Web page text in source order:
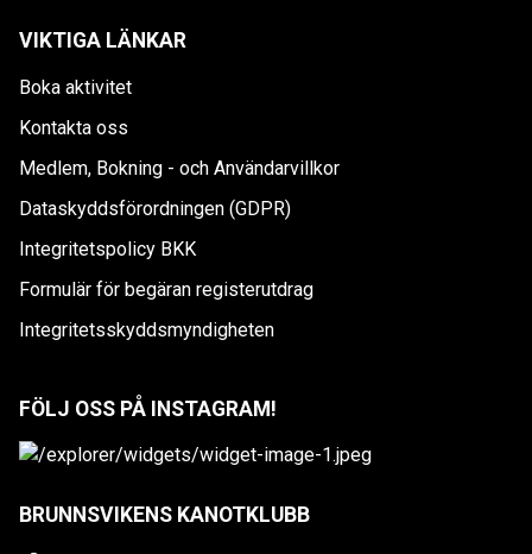
VIKTIGA LÄNKAR
Boka aktivitet
Kontakta oss
Medlem, Bokning - och Användarvillkor
Dataskyddsförordningen (GDPR)
Integritetspolicy BKK
Formulär för begäran registerutdrag
Integritetsskyddsmyndigheten
FÖLJ OSS PÅ INSTAGRAM!
BRUNNSVIKENS KANOTKLUBB